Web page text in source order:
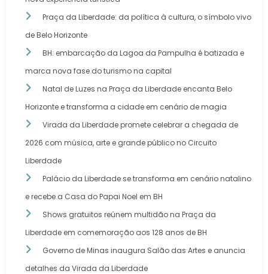
Praça da Liberdade: da política à cultura, o símbolo vivo
de Belo Horizonte
BH: embarcação da Lagoa da Pampulha é batizada e
marca nova fase do turismo na capital
Natal de Luzes na Praça da Liberdade encanta Belo
Horizonte e transforma a cidade em cenário de magia
Virada da Liberdade promete celebrar a chegada de
2026 com música, arte e grande público no Circuito
Liberdade
Palácio da Liberdade se transforma em cenário natalino
e recebe a Casa do Papai Noel em BH
Shows gratuitos reúnem multidão na Praça da
Liberdade em comemoração aos 128 anos de BH
Governo de Minas inaugura Salão das Artes e anuncia
detalhes da Virada da Liberdade